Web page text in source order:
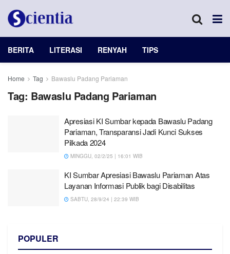
BERITA LITERASI RENYAH TIPS
Home Tag Bawaslu Padang Pariaman
Tag: Bawaslu Padang Pariaman
Apresiasi KI Sumbar kepada Bawaslu Padang
Pariaman, Transparansi Jadi Kunci Sukses
Pilkada 2024
MINGGU, 02/2/25 | 16:01 WIB
KI Sumbar Apresiasi Bawaslu Pariaman Atas
Layanan Informasi Publik bagi Disabilitas
SABTU, 28/9/24 | 22:39 WIB
POPULER